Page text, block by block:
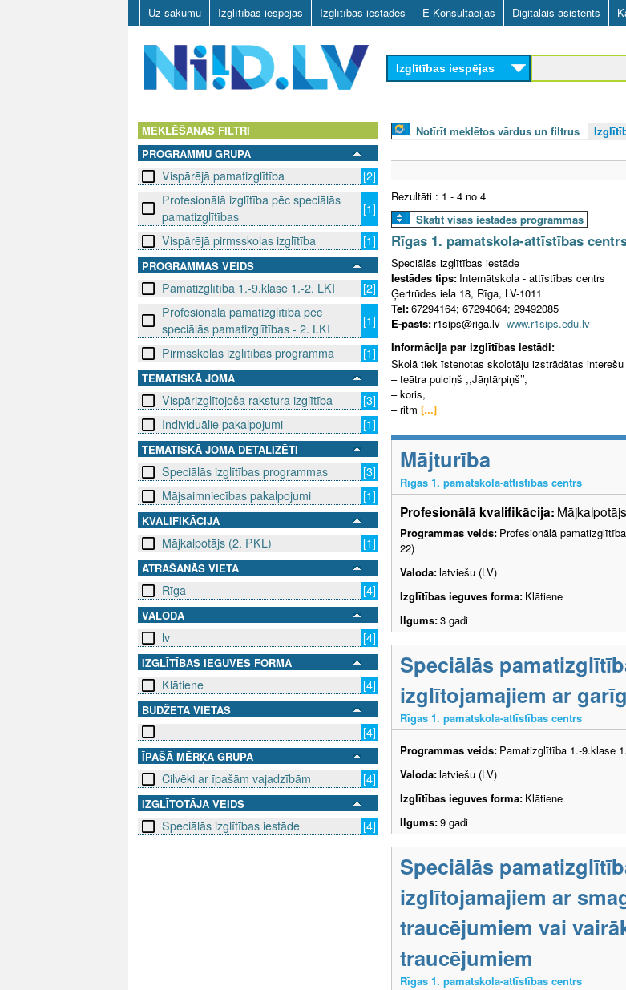
Skip
to
main
content
Uz sākumu Izglītības iespējas Izglītības iestādes E-Konsultācijas Digitālais asistents
D
L
V
Izglītības iespējas
MEKLĒŠANAS FILTRI
PROGRAMMU GRUPA
Vispārējā pamatizglītība
[2]
Profesionālā izglītība pēc speciālās
pamatizglītības
[1]
Vispārējā pirmsskolas izglītība
[1]
PROGRAMMAS VEIDS
Pamatizglītība 1.-9.klase 1.-2. LKI
[2]
Profesionālā pamatizglītība pēc
speciālās pamatizglītības - 2. LKI
[1]
Pirmsskolas izglītības programma
[1]
TEMATISKĀ JOMA
Vispārizglītojoša rakstura izglītība
[3]
Individuālie pakalpojumi
[1]
TEMATISKĀ JOMA DETALIZĒTI
Speciālās izglītības programmas
[3]
Mājsaimniecības pakalpojumi
[1]
KVALIFIKĀCIJA
Mājkalpotājs (2. PKL) [1]
ATRAŠANĀS VIETA
Rīga [4]
VALODA
lv [4]
IZGLĪTĪBAS IEGUVES FORMA
Klātiene [4]
BUDŽETA VIETAS
[4]
ĪPAŠĀ MĒRĶA GRUPA
Cilvēki ar īpašām vajadzībām [4]
IZGLĪTOTĀJA VEIDS
Speciālās izglītības iestāde [4]
Notīrīt meklētos vārdus un filtrus
Rezultāti : 1 - 4 no 4
Skatīt visas iestādes programmas
Rīgas 1. pamatskola-attīstības
Speciālās izglītības iestāde
Iestādes tips: Internātskola - attīstības centrs
Ģertrūdes iela 18, Rīga, LV-1011
Tel:67294164; 67294064; 29492085
E-pasts: r1sips@riga.lv www.r1sips.edu.lv
Informācija par izglītības iestādi:
Skolā tiek īstenotas skolotāju izstrādātas
– teātra pulciņš ,,Jāņtārpiņš’’,
– koris,
– ritm [...]
Mājturība
Rīgas 1. pamatskola-attīstības centrs
Profesionālā kvalifikācija:
Programmas veids: Profesionālā
22)
Valoda:latviešu (LV)
Izglītības ieguves forma: Klātiene
Ilgums:3 gadi
Speciālās
izglītojamajiem ar
Rīgas 1. pamatskola-attīstības centrs
Programmas veids: Pamatizglītība 1.-9.klase
Valoda:latviešu (LV)
Izglītības ieguves forma: Klātiene
Ilgums:9 gadi
Speciālās
izglītojamajiem ar
traucējumiem vai
traucējumiem
Rīgas 1. pamatskola-attīstības centrs